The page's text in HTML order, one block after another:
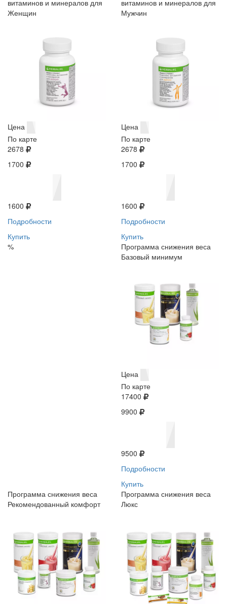
витаминов и минералов для
Женщин
Цена
По карте
2678
1700
1600
Подробности
Купить
%
витаминов и минералов для
Мужчин
Цена
По карте
2678
1700
1600
Подробности
Купить
Программа снижения веса
Базовый минимум
Цена
По карте
17400
9900
9500
Подробности
Купить
Программа снижения веса
Рекомендованный комфорт
Программа снижения веса
Люкс